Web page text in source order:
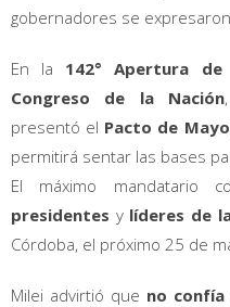
gobernadores se
En la 142° Apertura de
Congreso de la Nación
presentó el Pacto de Mayo
permitirá sentar las bases
El máximo mandatario
presidentes y líderes de
Córdoba, el próximo 25 de
Milei advirtió que no